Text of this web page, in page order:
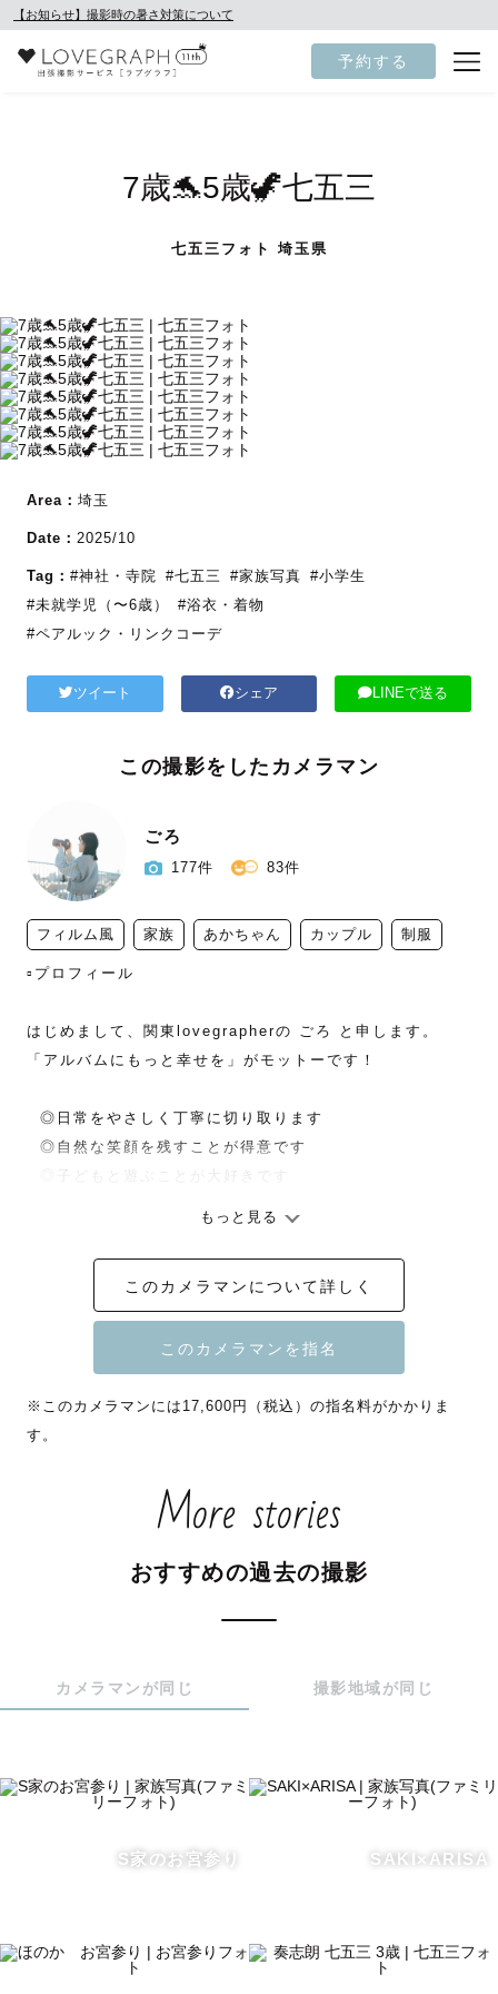
【お知らせ】撮影時の暑さ対策について
予約する
7歳🐬5歳🦖七五三
七五三フォト 埼玉県
Area： 埼玉
Date： 2025/10
Tag： #神社・寺院 #七五三 #家族写真 #小学生
#未就学児（〜6歳）
#浴衣・着物
#ペアルック・リンクコーデ
ツイート シェア LINEで送る
この撮影をしたカメラマン
ごろ
177件 83件
フィルム風 家族 あかちゃん カップル 制服
▫️プロフィール
はじめまして、関東lovegrapherの ごろ と申します。
「アルバムにもっと幸せを」がモットーです！
そして、思わず見返したくなる写真を目指して、カメラマ
ンをしています！
ニックネームの由来は、ごろごろするのが好きだからで
ごろちゃん〜〜！と呼んで頂けたら嬉しいです！！
この度、2024年4月からトップランクカメラマンとして認
みなさまのおかげです、いつも本当にありがとうございま
※リピーター様割のお休みと、指名料の変更しておりま
（様子を見て指名料価格変更など起きる場合、またSNSな
楽しく撮影させていただいております。いつもありがとう
もっと見る
このカメラマンについて詳しく
※このカメラマンには17,600円（税込）の指名料がかかりま
す。
More stories
おすすめの過去の撮影
カメラマンが同じ 撮影地域が同じ
S家のお宮参り SAKI×ARISA